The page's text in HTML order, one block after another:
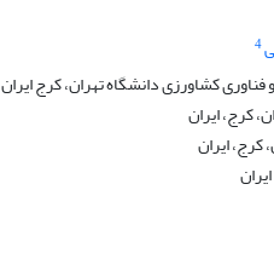
4
کشاورزی دانشگاه تهران، کرج ایران
کرج، ایران
ایران